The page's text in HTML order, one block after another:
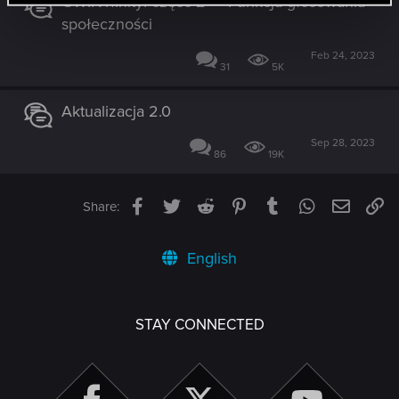
społeczności
31 5K
Feb 24, 2023
Aktualizacja 2.0
86 19K
Sep 28, 2023
Share: Facebook
TwitterReddit PinterestTumblrWhatsApp
Email
English
STAY CONNECTED